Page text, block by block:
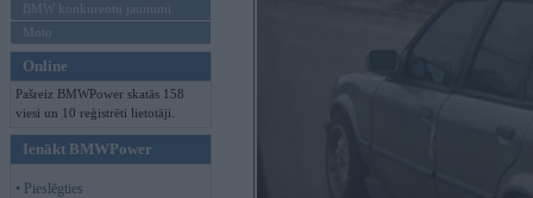
BMW konkurentu jaunumi
Moto
Online
Pašreiz BMWPower skatās 158
viesi un 10 reģistrēti lietotāji.
Ienākt BMWPower
• Pieslēgties